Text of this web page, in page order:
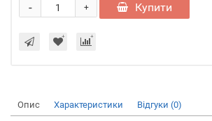
+
- Купити
Опис Характеристики Відгуки (0)